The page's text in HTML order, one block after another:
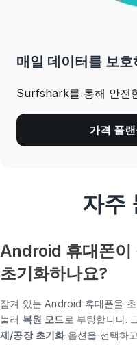
매일 데이터를 보호
Surfshark를 통해 안전
가격 플
자주
Android 휴대폰이
초기화하나요?
잠겨 있는 Android 휴대폰을
눌러 복원 모드 로 부팅합니다.
제/공장 초기화옵션을 선택하